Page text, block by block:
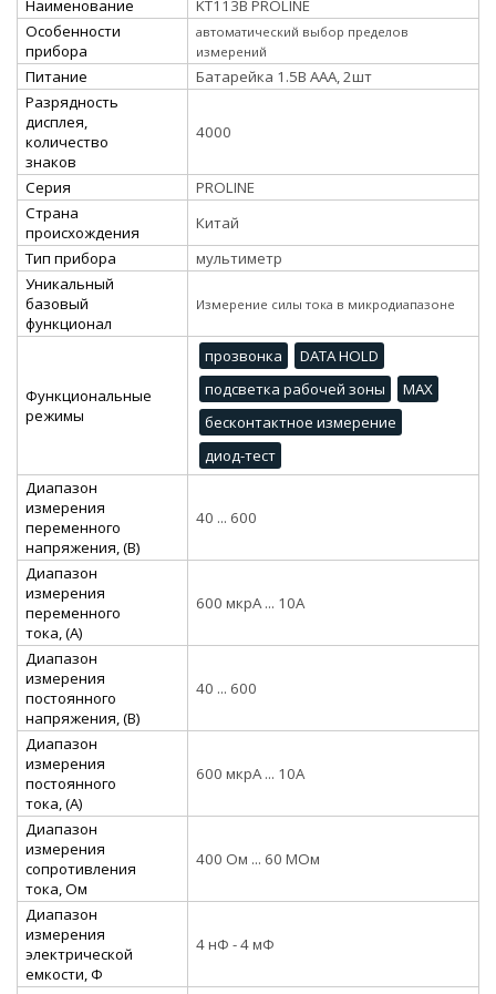
Наименование
KT113B PROLINE
Особенности
прибора
автоматический выбор пределов
измерений
Питание
Батарейка 1.5В ААА, 2шт
Разрядность
дисплея,
количество
знаков
4000
Серия
PROLINE
Страна
происхождения
Китай
Тип прибора
мультиметр
Уникальный
базовый
функционал
Измерение силы тока в микродиапазоне
Функциональные
режимы
прозвонка
DATA HOLD
подсветка рабочей зоны
MAX
бесконтактное измерение
диод-тест
Диапазон
измерения
переменного
напряжения, (В)
40 ... 600
Диапазон
измерения
переменного
тока, (А)
600 мкрА ... 10А
Диапазон
измерения
постоянного
напряжения, (В)
40 ... 600
Диапазон
измерения
постоянного
тока, (А)
600 мкрА ... 10А
Диапазон
измерения
сопротивления
тока, Ом
400 Ом ... 60 МОм
Диапазон
измерения
электрической
емкости, Ф
4 нФ - 4 мФ